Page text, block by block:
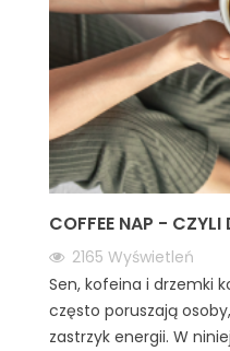
COFFEE NAP -
2165 Wyświetleń
Sen, kofeina i drzemki
często poruszają
zastrzyk energii. W